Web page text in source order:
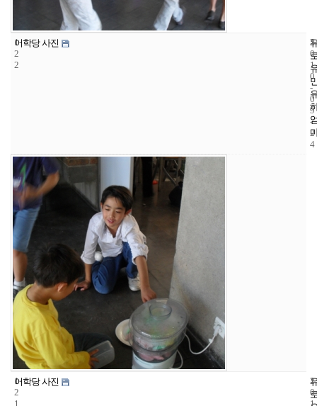
1
2
2
어학당 사진 5
2
0
1
0
-
0
9
-
2
4
1
2
1
어학당 사진 1
2
0
1